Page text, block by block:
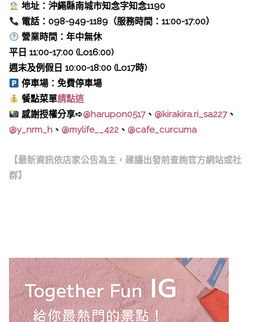
地址：沖繩縣南城市知念字知念1190
電話：098-949-1189（服務時間：11:00-17:00）
營業時間：年中無休
平日 11:00-17:00 (Lo16:00)
週末及例假日 10:00-18:00 (Lo17時)
停車場：免費停車場
餐點菜單請點這
感謝授權分享➪@harupon0517、 @kirakira.ri_sa227、
@y_nrm_h 、 @mylife__422 、 @cafe_curcuma
【最新資訊依店家公告為主，建議出發前查詢官方網站或社
群】